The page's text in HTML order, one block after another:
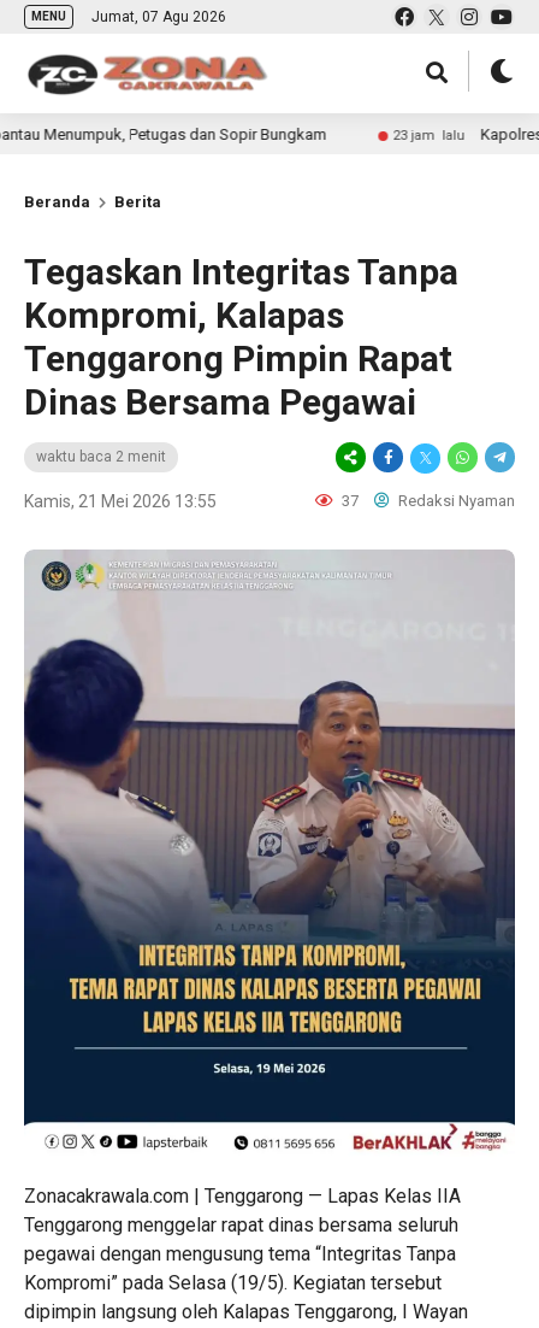
MENU Jumat, 07 Agu 2026
Petugas dan Sopir Bungkam 23 jam lalu Kapolres Kendal
Beranda Berita
Tegaskan Integritas Tanpa
Kompromi, Kalapas
Tenggarong Pimpin Rapat
Dinas Bersama Pegawai
waktu baca 2 menit
Kamis, 21 Mei 2026 13:55 37 Redaksi Nyaman
Zonacakrawala.com | Tenggarong — Lapas Kelas IIA
Tenggarong menggelar rapat dinas bersama seluruh
pegawai dengan mengusung tema “Integritas Tanpa
Kompromi” pada Selasa (19/5). Kegiatan tersebut
dipimpin langsung oleh Kalapas Tenggarong, I Wayan